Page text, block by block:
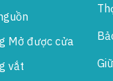
Mở được cửa
vắt